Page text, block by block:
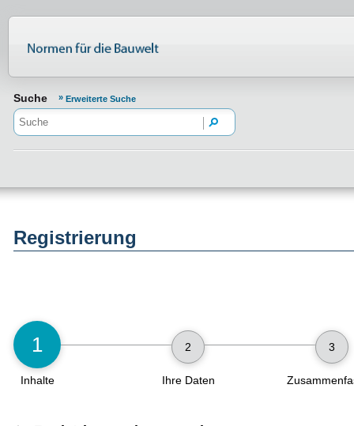
Suche Erweiterte Suche
Registrierung
1
Inhalte
2
Ihre Daten
3